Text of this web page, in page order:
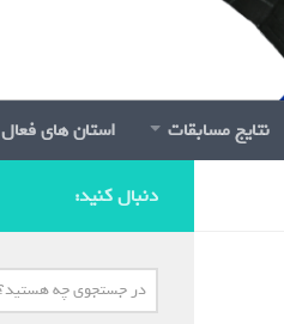
نتایج مسابقات استان های فعال
دنبال کنید: